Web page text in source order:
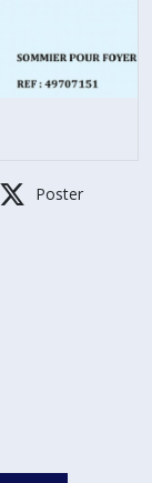
Poster